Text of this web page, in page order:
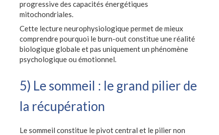
progressive des capacités énergétiques
mitochondriales.
Cette lecture neurophysiologique permet de mieux
comprendre pourquoi le burn-out constitue une réalité
biologique globale et pas uniquement un phénomène
psychologique ou émotionnel.
5) Le sommeil : le grand pilier de
la récupération
Le sommeil constitue le pivot central et le pilier non